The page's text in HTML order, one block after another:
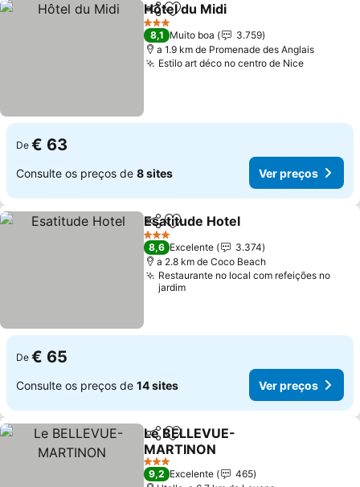
PartilharAdicionar aos favoritos
Hôtel du Midi
3 Estrelas
8,1 Muito boa
3.759
a 1.9 km de Promenade des Anglais
Estilo art déco no centro de NiceVer
De € 63
Consulte os preços de 8 sites Ver preços
PartilharAdicionar aos favoritos
Esatitude Hotel
3 Estrelas
8,6 Excelente
3.374
a 2.8 km de Coco Beach
Restaurante no local com refeições no
jardim
De € 65
Consulte os preços de 14 sites Ver preços
PartilharAdicionar aos favoritos
Le BELLEVUE-
MARTINON
Ver preços
3 Estrelas
9,2 Excelente
465